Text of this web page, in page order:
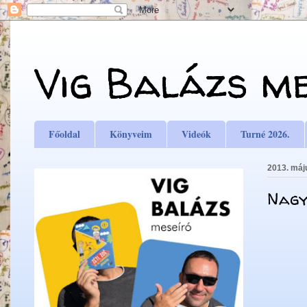
Vig Balázs
Főoldal Könyveim Videók Turné 2026.
2013.